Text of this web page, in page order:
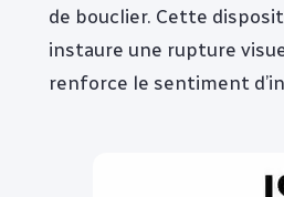
de bouclier. Cette
instaure une rupture
renforce le sentiment